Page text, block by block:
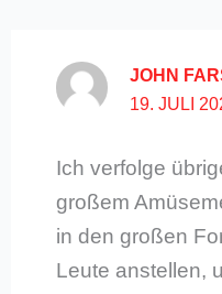
JOHN
19. JULI
Ich verfolge
großem
in den großen
Leute anstellen,